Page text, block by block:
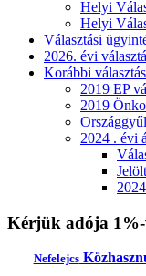
Helyi
Helyi
Választási
2026. évi
Korábbi
2019 EP
2019
2024 . évi
Kérjük adója
Nefelejcs